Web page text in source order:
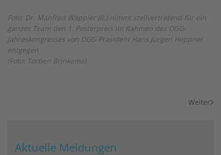
Foto: Dr. Manfred Wappler (li.) nimmt stellvertretend für ein
ganzes Team den 1. Posterpreis im Rahmen des DGG-
Jahreskongresses von DGG-Präsident Hans Jürgen Heppner
entgegen
(Foto: Torben Brinkema)
Weiter
Aktuelle Meldungen